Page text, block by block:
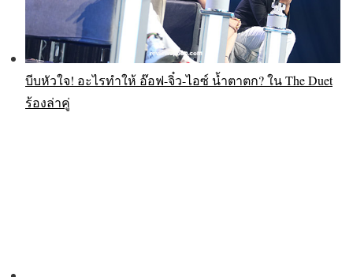
บีบหัวใจ! อะไรทำให้ อ๊อฟ-จิ๋ว-ไอซ์ น้ำตาตก? ใน The Duet
ร้องล่าคู่